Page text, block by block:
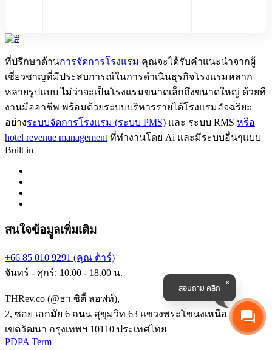
ที่ปรึกษาด้านการจัดการโรงแรม คุณจะได้รับคำแนะนำจากผู้
เชี่ยวชาญที่มีประสบการณ์ในการดำเนินธุรกิจโรงแรมหลาก
หลายรูปแบบ ไม่ว่าจะเป็นโรงแรมขนาดเล็กถึงขนาดใหญ่ ด้วยที
งานมืออาชีพ พร้อมด้วยระบบบริหารรายได้โรงแรมอัจฉริยะ
อย่างระบบจัดการโรงแรม (ระบบ PMS) และ ระบบ RMS หรือ
hotel revenue management ที่ทำงานโดย Ai และมีระบบอื่นๆแบบ
Built in
สนใจข้อมููลเพิ่มเติม
+66 85 010 9291 (คุณ ต้าร์)
จันทร์ - ศุกร์: 10.00 - 18.00 น.
THRev.co (@ธา ซิตี้ ลอฟท์),
2, ซอย เอกมัย 6 ถนน สุขุมวิท 63 แขวงพระโขนงเหนือ
เขตวัฒนา กรุงเทพฯ 10110 ประเทศไทย
PDPA Term
สอบถาม คลิก